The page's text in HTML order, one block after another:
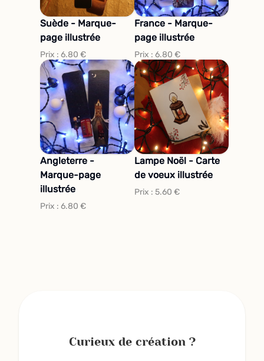
Suède - Marque-
page illustrée
Prix : 6.80 €
France - Marque-
page illustrée
Prix : 6.80 €
Angleterre -
Marque-page
illustrée
Prix : 6.80 €
Lampe Noël - Carte
de voeux illustrée
Prix : 5.60 €
Curieux de création ?